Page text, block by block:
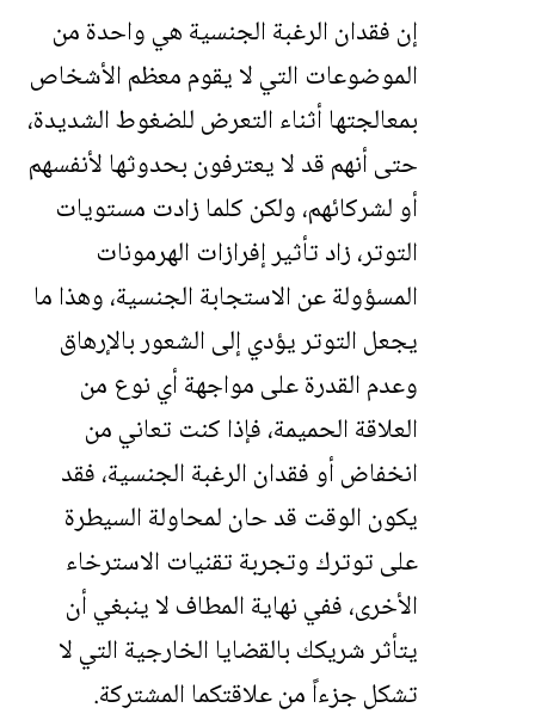
إن فقدان الرغبة الجنسية هي واحدة من
الموضوعات التي لا يقوم معظم الأشخاص
بمعالجتها أثناء التعرض للضغوط الشديدة،
حتى أنهم قد لا يعترفون بحدوثها لأنفسهم
أو لشركائهم، ولكن كلما زادت مستويات
التوتر، زاد تأثير إفرازات الهرمونات
المسؤولة عن الاستجابة الجنسية، وهذا ما
يجعل التوتر يؤدي إلى الشعور بالإرهاق
وعدم القدرة على مواجهة أي نوع من
العلاقة الحميمة، فإذا كنت تعاني من
انخفاض أو فقدان الرغبة الجنسية، فقد
يكون الوقت قد حان لمحاولة السيطرة
على توترك وتجربة تقنيات الاسترخاء
الأخرى، ففي نهاية المطاف لا ينبغي أن
يتأثر شريكك بالقضايا الخارجية التي لا
تشكل جزءاً من علاقتكما المشتركة.